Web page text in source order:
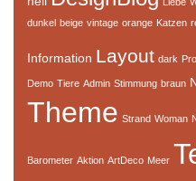
dunkel beige vintage orange Katzen
Information Layout dark
Demo Tiere Admin Stimmung braun
Theme Strand Woman
Barometer Aktion ArtDeco Meer